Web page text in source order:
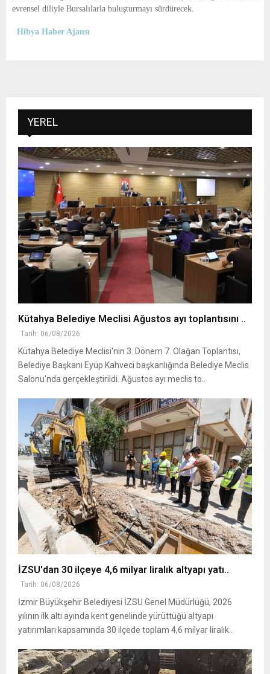
evrensel diliyle Bursalılarla buluşturmayı sürdürecek.
Hibya Haber Ajansı
YEREL
Kütahya Belediye Meclisi Ağustos ayı toplantısını ..
Tarih: 06/08/2026
Kütahya Belediye Meclisi'nin 3. Dönem 7. Olağan Toplantısı,
Belediye Başkanı Eyüp Kahveci başkanlığında Belediye Meclis
Salonu'nda gerçekleştirildi. Ağustos ayı meclis to..
İZSU'dan 30 ilçeye 4,6 milyar liralık altyapı yatı..
Tarih: 06/08/2026
İzmir Büyükşehir Belediyesi İZSU Genel Müdürlüğü, 2026
yılının ilk altı ayında kent genelinde yürüttüğü altyapı
yatırımları kapsamında 30 ilçede toplam 4,6 milyar liralık..